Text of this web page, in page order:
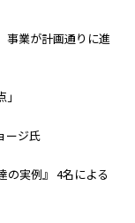
業が計画通りに進
ージ氏
の実例』 4名による